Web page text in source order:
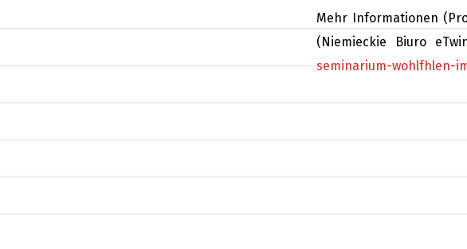
Mehr Informationen
(Niemieckie Biuro
seminarium-wohlfhlen-